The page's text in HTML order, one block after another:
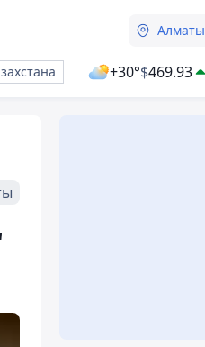
Алматы
+30°$469.93